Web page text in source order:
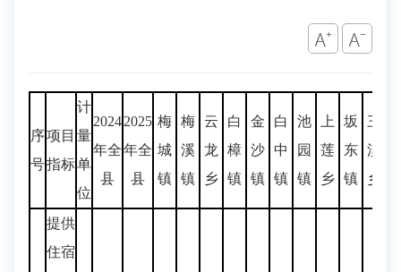
序
号
项目
指标
计
量
单
位
2024
年全
县
2025
年全
县
梅
城
镇
梅
溪
镇
云
龙
乡
白
樟
镇
金
沙
镇
白
中
镇
池
园
镇
上
莲
乡
坂
东
镇
三
溪
乡
提供
住宿